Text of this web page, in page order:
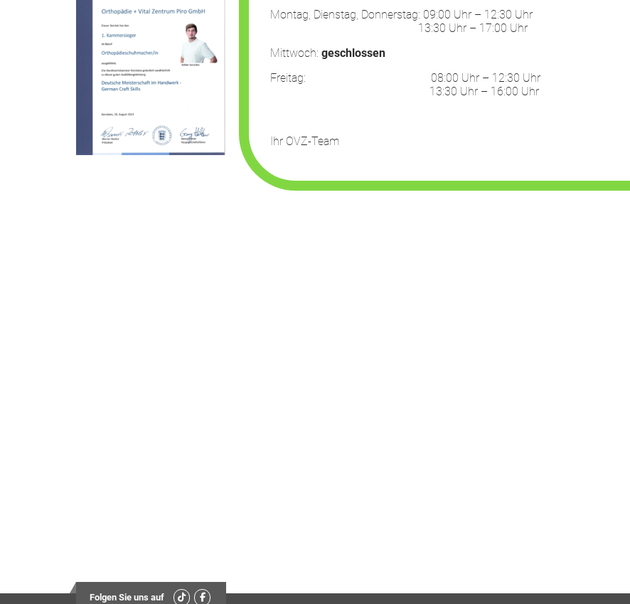
Folgen Sie uns auf
Montag, Dienstag, Donnerstag: 09:00 Uhr – 12:30 Uhr
13:30 Uhr – 17:00 Uhr
Mittwoch: geschlossen
Freitag: 08:00 Uhr – 12:30 Uhr
13:30 Uhr – 16:00 Uhr
Ihr OVZ-Team